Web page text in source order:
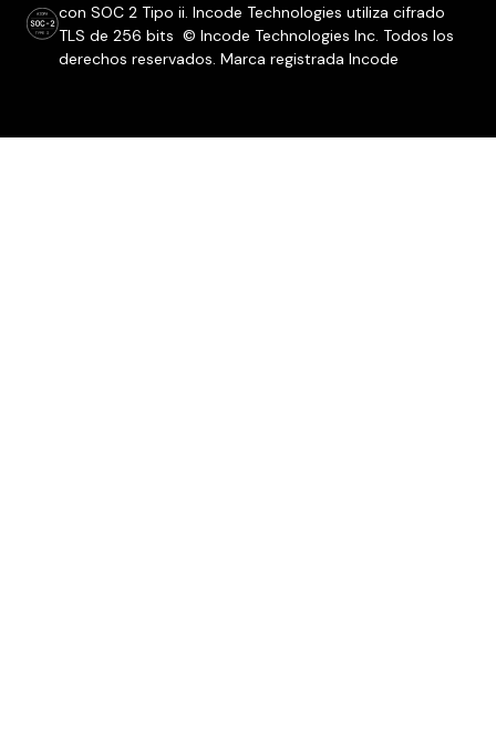
con SOC 2 Tipo ii. Incode Technologies utiliza cifrado
TLS de 256 bits © Incode Technologies Inc. Todos los
derechos reservados. Marca registrada Incode